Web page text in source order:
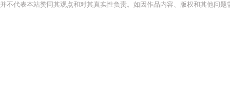
并不代表本站赞同其观点和对其真实性负责。如因作品内容、版权和其他问